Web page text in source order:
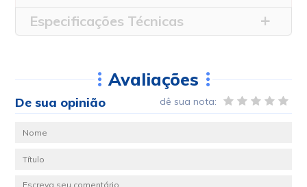
Especificações Técnicas
Avaliações
De sua opinião dê sua nota: